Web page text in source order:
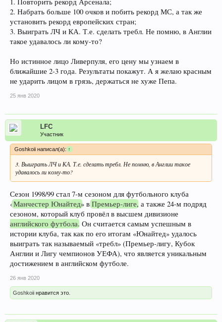
2. Набрать больше 100 очков и побить рекорд МС, а так же
установить рекорд европейских стран;
3. Выиграть ЛЧ и КА. Т.е. сделать требл. Не помню, в Англии
такое удавалось ли кому-то?
Но истинное лицо Ливерпуля, его цену мы узнаем в
ближайшие 2-3 года. Результаты покажут. А я желаю красным
не ударить лицом в грязь, держаться не хуже Пепа.
25 янв 2020
LFC
Участник
Goshkoii написал(а):↑
3. Выиграть ЛЧ и КА. Т.е. сделать требл. Не помню, в Англии такое
удавалось ли кому-то?
Сезон 1998/99 стал 7-м сезоном для футбольного клуба
«Манчестер Юнайтед» вПремьер-лиге, а также 24-м подряд
сезоном, который клуб провёл в высшем дивизионе
английского футбола. Он считается самым успешным в
истории клуба, так как по его итогам «Юнайтед» удалось
выиграть так называемый «требл» (Премьер-лигу, Кубок
Англии и Лигу чемпионов УЕФА), что является уникальным
достижением в английском футболе.
26 янв 2020
Goshkoii нравится это.